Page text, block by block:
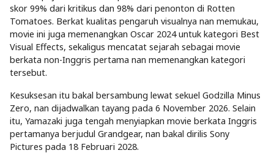
skor 99% dari kritikus dan 98% dari penonton di Rotten
Tomatoes. Berkat kualitas pengaruh visualnya nan memukau,
movie ini juga memenangkan Oscar 2024 untuk kategori Best
Visual Effects, sekaligus mencatat sejarah sebagai movie
berkata non-Inggris pertama nan memenangkan kategori
tersebut.
Kesuksesan itu bakal bersambung lewat sekuel Godzilla Minus
Zero, nan dijadwalkan tayang pada 6 November 2026. Selain
itu, Yamazaki juga tengah menyiapkan movie berkata Inggris
pertamanya berjudul Grandgear, nan bakal dirilis Sony
Pictures pada 18 Februari 2028.